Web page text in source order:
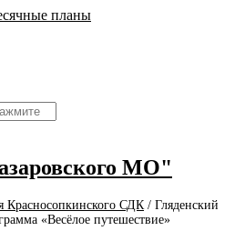
планы
МО"
Красносопкинского СДК / Гляденский
«Весёлое путешествие»